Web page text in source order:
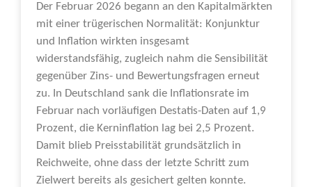
Der Februar 2026 begann an den Kapitalmärkten
mit einer trügerischen Normalität: Konjunktur
und Inflation wirkten insgesamt
widerstandsfähig, zugleich nahm die Sensibilität
gegenüber Zins- und Bewertungsfragen erneut
zu. In Deutschland sank die Inflationsrate im
Februar nach vorläufigen Destatis-Daten auf 1,9
Prozent, die Kerninflation lag bei 2,5 Prozent.
Damit blieb Preisstabilität grundsätzlich in
Reichweite, ohne dass der letzte Schritt zum
Zielwert bereits als gesichert gelten konnte.